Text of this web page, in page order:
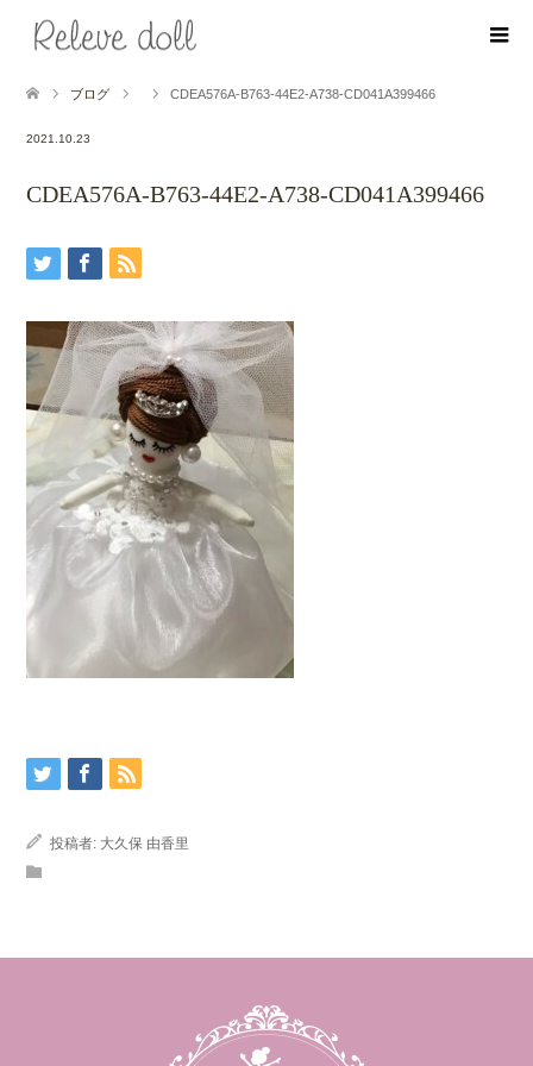
ブログ CDEA576A-B763-44E2-A738-CD041A399466
2021.10.23
CDEA576A-B763-44E2-A738-CD041A399466
投稿者: 大久保 由香里